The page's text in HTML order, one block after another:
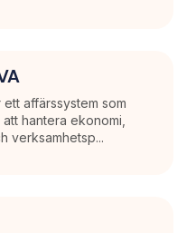
ett affärssystem som
hantera ekonomi,
verksamhetsp...